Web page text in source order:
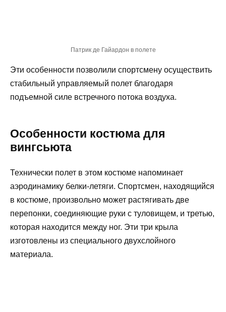
Патрик де Гайардон в полете
Эти особенности позволили спортсмену осуществить
стабильный управляемый полет благодаря
подъемной силе встречного потока воздуха.
Особенности костюма для
вингсьюта
Технически полет в этом костюме напоминает
аэродинамику белки-летяги. Спортсмен, находящийся
в костюме, произвольно может растягивать две
перепонки, соединяющие руки с туловищем, и третью,
которая находится между ног. Эти три крыла
изготовлены из специального двухслойного
материала.